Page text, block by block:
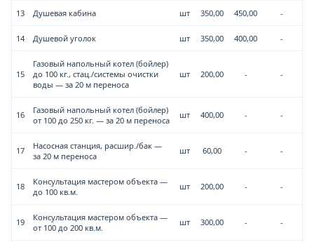
13 Душевая кабина шт 350,00 450,00 -
14 Душевой уголок шт 350,00 400,00 -
15
Газовый напольный котел (бойлер)
до 100 кг., стац./системы очистки
воды — за 20 м переноса
шт 200,00 - -
16
Газовый напольный котел (бойлер)
от 100 до 250 кг. — за 20 м переноса
шт 400,00 - -
17
Насосная станция, расшир./бак —
за 20 м переноса
шт 60,00 - -
18
Консультация мастером объекта —
до 100 кв.м.
шт 200,00 - -
19
Консультация мастером объекта —
от 100 до 200 кв.м.
шт 300,00 - -